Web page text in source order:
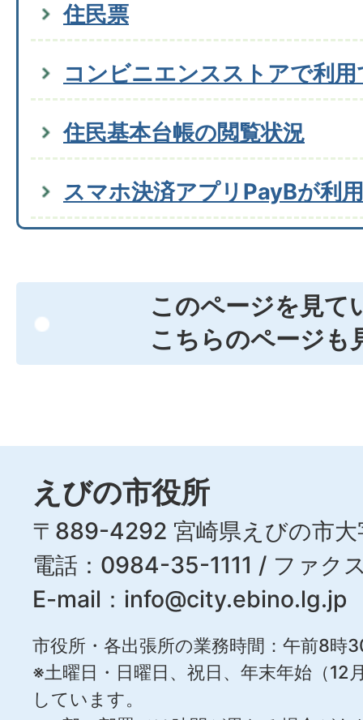
住民票
コンビニエンスストアで利
住民基本台帳の閲覧状況
スマホ決済アプリPayBが利
このページを見て
こちらのページも
えびの市役所
〒889-4292 宮崎県えびの市大
電話：0984-35-1111 / ファ
E-mail： info@city.ebino.lg.jp
市役所・各出張所の業務時間：午前8時
※土曜日・日曜日、祝日、年末年始（12
しています。